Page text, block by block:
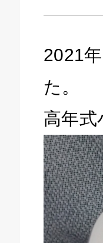
2021
た。
高年式
ドキ 磐田